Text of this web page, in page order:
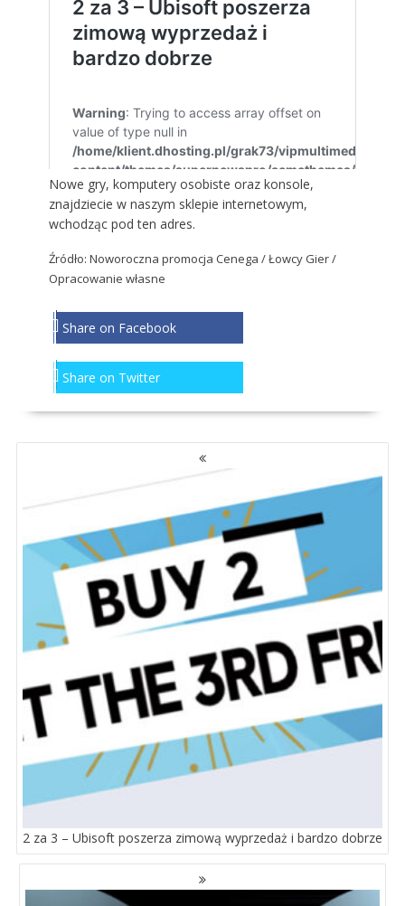
Nowe gry, komputery osobiste oraz konsole,
znajdziecie w naszym sklepie internetowym,
wchodząc pod ten adres.
Źródło: Noworoczna promocja Cenega / Łowcy Gier /
Opracowanie własne
Share on Facebook
Share on Twitter
NAWIGACJA
2 za 3 – Ubisoft poszerza zimową wyprzedaż i bardzo dobrze